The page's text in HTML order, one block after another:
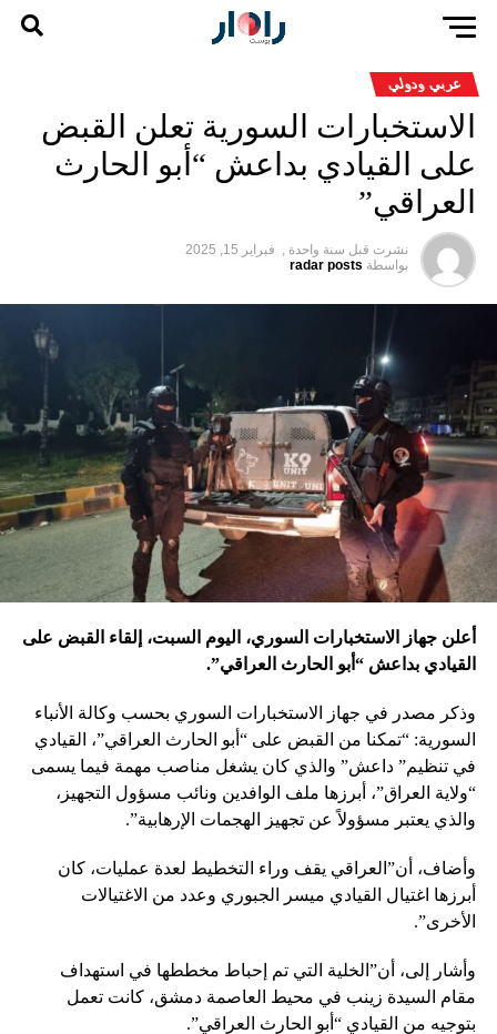
عربي ودولي
الاستخبارات السورية تعلن القبض
على القيادي بداعش “أبو الحارث
العراقي”
نشرت قبل سنة واحدة , فبراير 15, 2025
بواسطة radar posts
أعلن جهاز الاستخبارات السوري، اليوم السبت، إلقاء القبض على
القيادي بداعش “أبو الحارث العراقي”.
وذكر مصدر في جهاز الاستخبارات السوري بحسب وكالة الأنباء
السورية: “تمكنا من القبض على “أبو الحارث العراقي”، القيادي
في تنظيم” داعش” والذي كان يشغل مناصب مهمة فيما يسمى
“ولاية العراق”، أبرزها ملف الوافدين ونائب مسؤول التجهيز،
والذي يعتبر مسؤولاً عن تجهيز الهجمات الإرهابية”.
وأضاف، أن”العراقي يقف وراء التخطيط لعدة عمليات، كان
أبرزها اغتيال القيادي ميسر الجبوري وعدد من الاغتيالات
الأخرى”.
وأشار إلى، أن”الخلية التي تم إحباط مخططها في استهداف
مقام السيدة زينب في محيط العاصمة دمشق، كانت تعمل
بتوجيه من القيادي “أبو الحارث العراقي”.